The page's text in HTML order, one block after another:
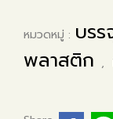
หมวดหมู่ : บร
พลาสติก ,